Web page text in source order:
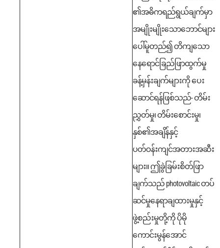
၏အဓိကရည်ရွယ်ချက်မှာ
အမျိုးမျိုးသောဘောင်များ
ပေါ်မူတည်၍ တိကျသော
နေရောင်ခြည်ဖြာထွက်မှု
ခန့်မှန်းချက်များကို ပေး
ဆောင်ရန်ဖြစ်သည်- တိမ်း
ညွှတ်မှု၊ တိမ်းစောင်းမှု၊
နှစ်၏အချိန်နှင့်
ပတ်ဝန်းကျင်အတားအဆီး
များ။ ဤခွဲခြမ်းစိတ်ဖြာ
ချက်သည် photovoltaic တပ်
ဆင်မှုနေရာချထားမှုနှင့်
ဖွဲ့စည်းမှုတို့ကို ပိုမို
ကောင်းမွန်အောင်